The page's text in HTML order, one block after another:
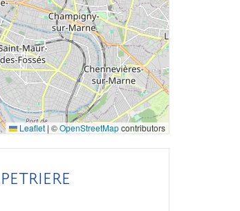
Leaflet|©OpenStreetMapcontributors